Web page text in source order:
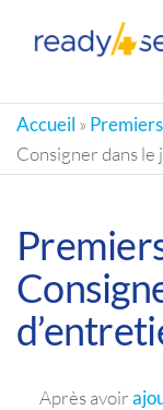
Accueil »
Consigner dans le
Après avoir